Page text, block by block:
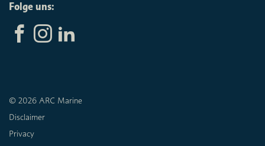
Folge uns:
© 2026 ARC Marine
Disclaimer
Privacy